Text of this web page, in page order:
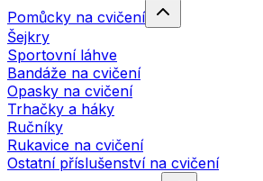
Pomůcky na cvičení
Šejkry
Sportovní láhve
Bandáže na cvičení
Opasky na cvičení
Trhačky a háky
Ručníky
Rukavice na cvičení
Ostatní příslušenství na cvičení